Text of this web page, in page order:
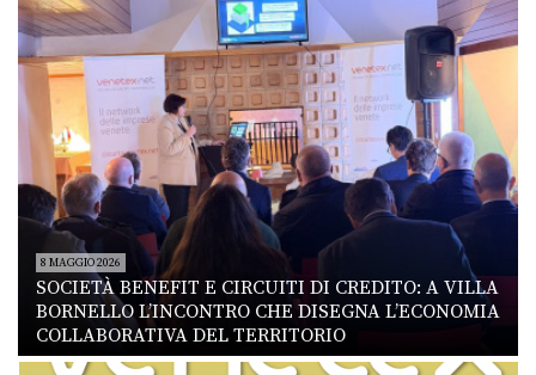
8 MAGGIO 2026
SOCIETÀ BENEFIT E CIRCUITI DI CREDITO: A VILLA
BORNELLO L’INCONTRO CHE DISEGNA L’ECONOMIA
COLLABORATIVA DEL TERRITORIO